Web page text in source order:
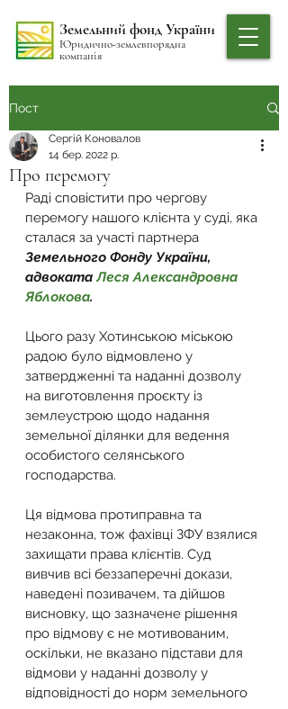
Земельний фонд України
Юридично-землевпорядна
компанія
Пост
Про перемогу
Сергій Коновалов
14 бер. 2022 р.
Раді сповістити про чергову
перемогу нашого клієнта у суді, яка
сталася за участі партнера
Земельного Фонду України,
адвоката Леся Александровна
Яблокова.
Цього разу Хотинською міською
радою було відмовлено у
затвердженні та наданні дозволу
на виготовлення проєкту із
землеустрою щодо надання
земельної ділянки для ведення
особистого селянського
господарства.
Ця відмова протиправна та
незаконна, тож фахівці ЗФУ взялися
захищати права клієнтів. Суд
вивчив всі беззаперечні докази,
наведені позивачем, та дійшов
висновку, що зазначене рішення
про відмову є не мотивованим,
оскільки, не вказано підстави для
відмови у наданні дозволу у
відповідності до норм земельного